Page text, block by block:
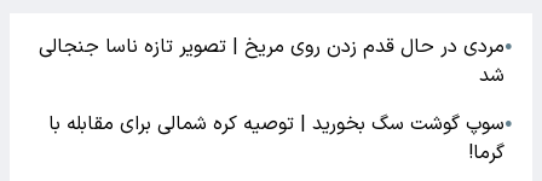
●مردی در حال قدم زدن روی مریخ | تصویر تازه ناسا جنجالی
شد
●سوپ گوشت سگ بخورید | توصیه کره شمالی برای مقابله با
گرما!